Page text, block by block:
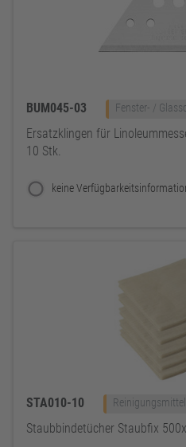
BUM045-03 Fenster- /
Ersatzklingen für
10 Stk.
keine
STA010-10
Staubbindetücher Staubfix